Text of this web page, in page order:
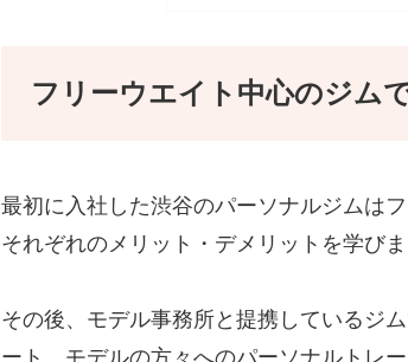
フリーウエイト中心のジム
最初に入社した渋谷のパーソナルジムは
それぞれのメリット・デメリットを学びま
その後、モデル事務所と提携しているジ